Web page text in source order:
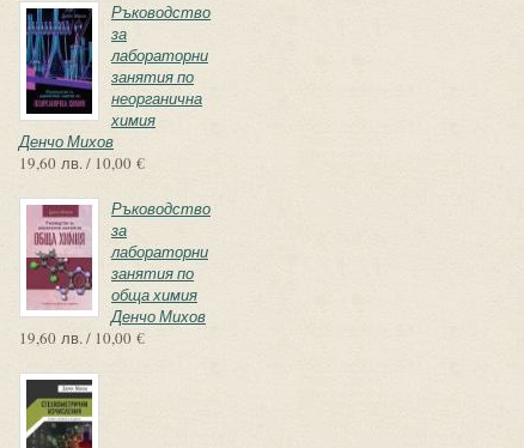
Ръководство
за
лабораторни
занятия по
неорганична
химия
Денчо Михов
19,60 лв. / 10,00 €
Ръководство
за
лабораторни
занятия по
обща химия
Денчо Михов
19,60 лв. / 10,00 €